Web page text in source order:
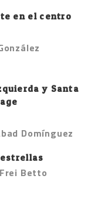
en el centro
y Santa
Domínguez
Frei Betto